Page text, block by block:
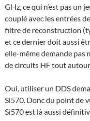
GHz, ce qui n’est pas un
couplé avec les entrées
filtre de reconstruction
et ce dernier doit aussi
elle-même demande pas
de circuits HF tout
Oui, utiliser un DDS
Si570. Donc du point de
Si570 est là aussi